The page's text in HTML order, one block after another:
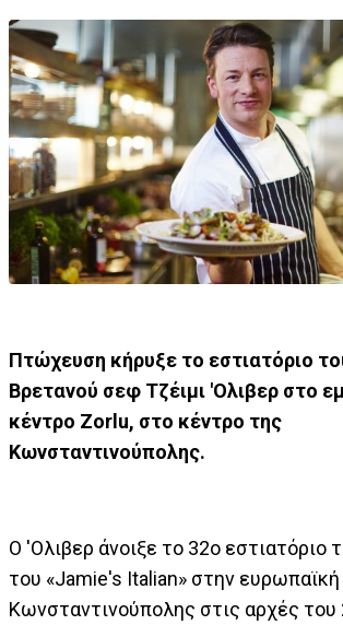
Πτώχευση κήρυξε το εστιατόριο
Βρετανού σεφ Τζέιμι 'Ολιβερ στο
κέντρο Zorlu, στο κέντρο της
Κωνσταντινούπολης.
Ο 'Ολιβερ άνοιξε το 32ο εστιατόριο
του «Jamie's Italian» στην
Κωνσταντινούπολης στις αρχές